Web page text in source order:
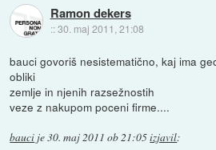
Ramon dekers
::30. maj 2011, 21:08
bauci govoriš nesistematično, kaj ima
obliki
zemlje in njenih razsežnostih
veze z nakupom poceni firme....
bauci je30. maj 2011 ob 21:05izjavil: